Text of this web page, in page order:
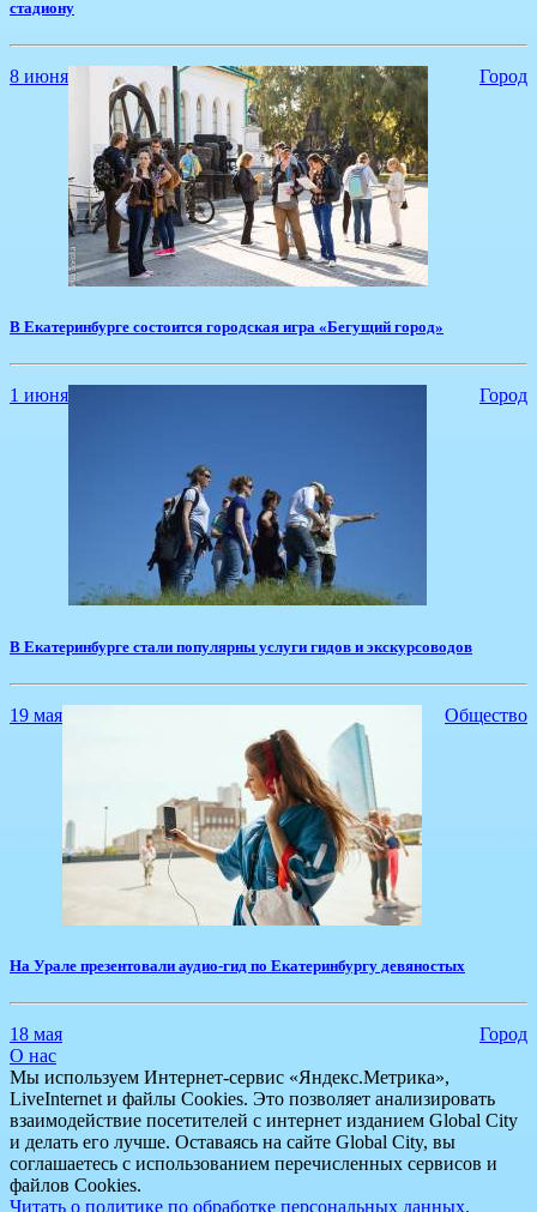
стадиону
8 июня Город
В Екатеринбурге состоится городская игра «Бегущий город»
1 июня Город
В Екатеринбурге стали популярны услуги гидов и экскурсоводов
19 мая Общество
На Урале презентовали аудио-гид по Екатеринбургу девяностых
18 мая
Город
О нас
Мы используем Интернет-сервис «Яндекс.Метрика»,
LiveInternet и файлы Cookies. Это позволяет анализировать
взаимодействие посетителей с интернет изданием Global City
и делать его лучше. Оставаясь на сайте Global City, вы
соглашаетесь с использованием перечисленных сервисов и
файлов Cookies.
Читать о политике по обработке персональных данных.